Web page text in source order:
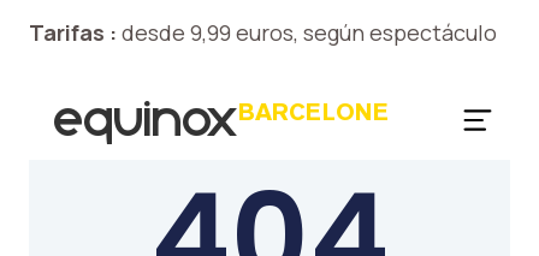
Tarifas : desde 9,99 euros, según espectáculo